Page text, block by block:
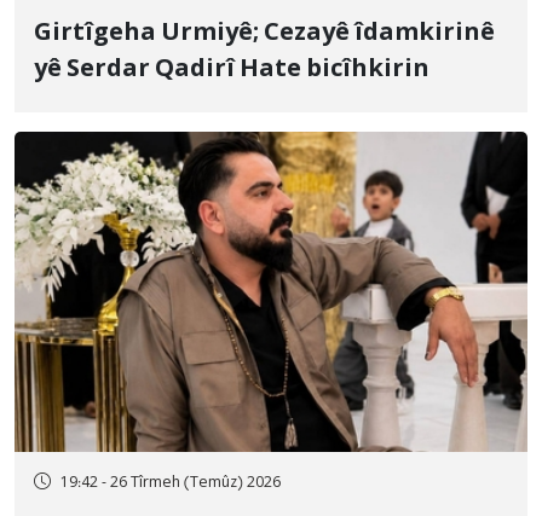
Girtîgeha Urmiyê; Cezayê îdamkirinê
yê Serdar Qadirî Hate bicîhkirin
19:42 - 26 Tîrmeh (Temûz) 2026